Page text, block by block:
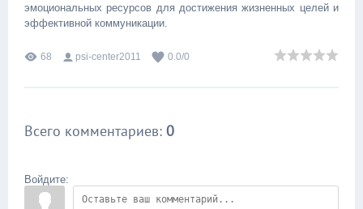
эмоциональных ресурсов для достижения жизненных целей и
эффективной коммуникации.
68 psi-center2011 0.0/0
Всего комментариев: 0
Войдите: